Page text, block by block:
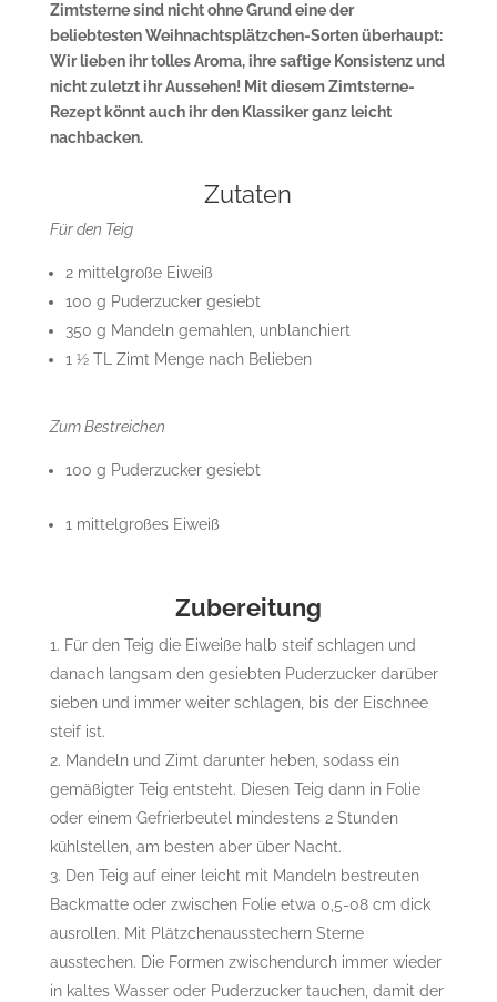
Zimtsterne sind nicht ohne Grund eine der
beliebtesten Weihnachtsplätzchen-Sorten überhaupt:
Wir lieben ihr tolles Aroma, ihre saftige Konsistenz und
nicht zuletzt ihr Aussehen! Mit diesem Zimtsterne-
Rezept könnt auch ihr den Klassiker ganz leicht
nachbacken.
Zutaten
Für den Teig
2 mittelgroße Eiweiß
100 g Puderzucker gesiebt
350 g Mandeln gemahlen, unblanchiert
1 ½ TL Zimt Menge nach Belieben
Zum Bestreichen
100 g Puderzucker gesiebt
1 mittelgroßes Eiweiß
Zubereitung
Für den Teig die Eiweiße halb steif schlagen und
danach langsam den gesiebten Puderzucker darüber
sieben und immer weiter schlagen, bis der Eischnee
steif ist.
Mandeln und Zimt darunter heben, sodass ein
gemäßigter Teig entsteht. Diesen Teig dann in Folie
oder einem Gefrierbeutel mindestens 2 Stunden
kühlstellen, am besten aber über Nacht.
Den Teig auf einer leicht mit Mandeln bestreuten
Backmatte oder zwischen Folie etwa 0,5-08 cm dick
ausrollen. Mit Plätzchenausstechern Sterne
ausstechen. Die Formen zwischendurch immer wieder
in kaltes Wasser oder Puderzucker tauchen, damit der